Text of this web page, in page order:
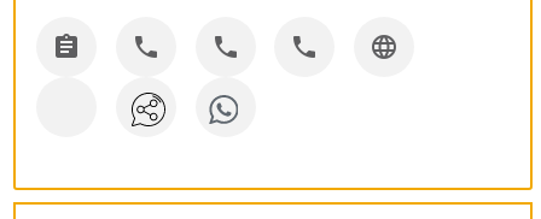
    